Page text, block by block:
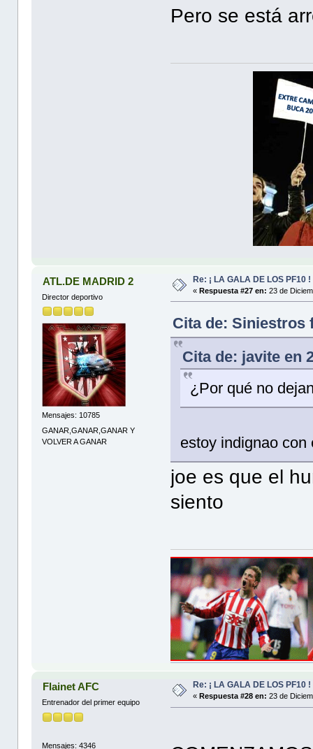
Pero se está
ATL.DE MADRID 2
Director deportivo
Mensajes: 10785
GANAR,GANAR,GANAR Y
VOLVER A GANAR
Re: ¡ LA GALA DE LOS PF10 !
«Respuesta #27 en: 23 de
Cita de: Siniestros
Cita de: javite en
¿Por qué no
estoy indignao
joe es que el
siento
Flainet AFC
Entrenador del primer equipo
Mensajes: 4346
Re: ¡ LA GALA DE LOS PF10 !
« Respuesta #28 en: 23 de